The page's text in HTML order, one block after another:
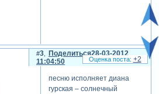
Поделиться
3
28-03-2012
11:04:50
песню исполняет диана
гурская – солнечный
+2